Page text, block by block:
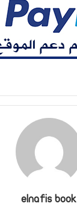
elnafis book